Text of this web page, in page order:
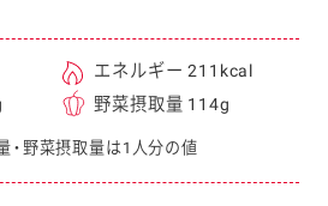
エネルギー 211kcal
野菜摂取量 114g
・野菜摂取量は1人分の値